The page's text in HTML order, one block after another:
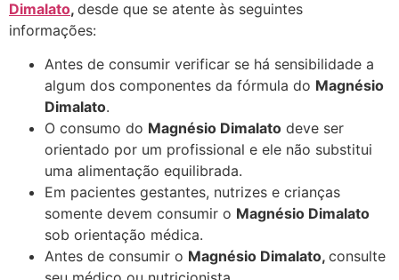
Dimalato, desde que se atente às seguintes
informações:
Antes de consumir verificar se há sensibilidade a
algum dos componentes da fórmula do Magnésio
Dimalato.
O consumo do Magnésio Dimalato deve ser
orientado por um profissional e ele não substitui
uma alimentação equilibrada.
Em pacientes gestantes, nutrizes e crianças
somente devem consumir o Magnésio Dimalato
sob orientação médica.
Antes de consumir o Magnésio Dimalato, consulte